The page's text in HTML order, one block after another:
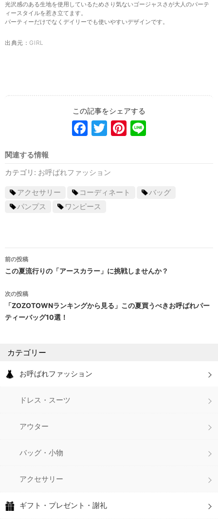
光沢感のある生地を使用しているためさり気ないゴージャスさが大人のパーテ
ィースタイルを惹き立てます。
パーティーだけでなくデイリーでも使いやすいデザインです。
出典元： GIRL
Facebook
TwitterPinterest
関連する情報
カテゴリ: お呼ばれファッション
アクセサリー コーディネート
バッグ
パンプス
ワンピース
投
稿
ナ
ビ
ー
シ
前の投稿
この夏流行りの「アースカラー」に挑戦しませんか？
次の投稿
「ZOZOTOWNランキングから見る」この夏買うべきお呼ばれパー
ティーバッグ10選！
カテゴリー
お呼ばれファッション
ドレス・スーツ
アウター
バッグ・小物
アクセサリー
ギフト・プレゼント・謝礼